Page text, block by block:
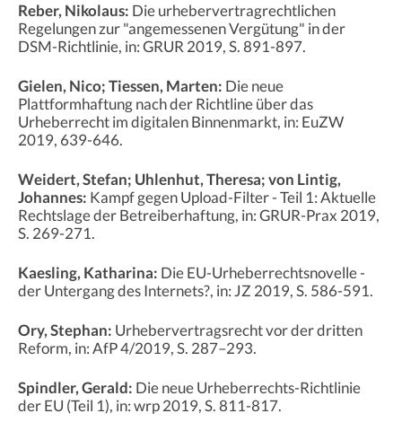
Reber, Nikolaus: Die urhebervertragrechtlichen
Regelungen zur "angemessenen Vergütung" in der
DSM-Richtlinie, in: GRUR 2019, S. 891-897.
Gielen, Nico; Tiessen, Marten: Die neue
Plattformhaftung nach der Richtline über das
Urheberrecht im digitalen Binnenmarkt, in: EuZW
2019, 639-646.
Weidert, Stefan; Uhlenhut, Theresa; von Lintig,
Johannes: Kampf gegen Upload-Filter - Teil 1: Aktuelle
Rechtslage der Betreiberhaftung, in: GRUR-Prax 2019,
S. 269-271.
Kaesling, Katharina: Die EU-Urheberrechtsnovelle -
der Untergang des Internets?, in: JZ 2019, S. 586-591.
Ory, Stephan: Urhebervertragsrecht vor der dritten
Reform, in: AfP 4/2019, S. 287–293.
Spindler, Gerald: Die neue Urheberrechts-Richtlinie
der EU (Teil 1), in: wrp 2019, S. 811-817.